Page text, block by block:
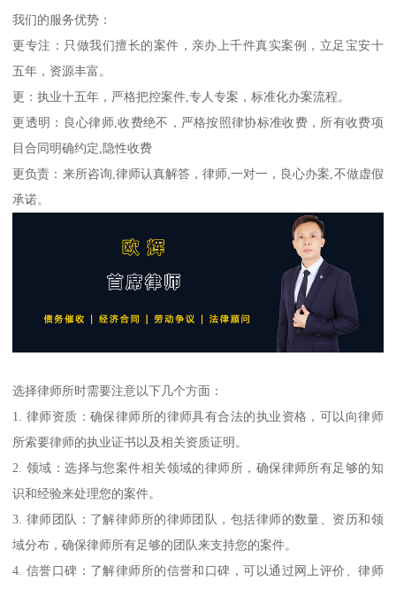
我们的服务优势：
更专注：只做我们擅长的案件，亲办上千件真实案例，立足宝安十
五年，资源丰富。
更：执业十五年，严格把控案件,专人专案，标准化办案流程。
更透明：良心律师,收费绝不，严格按照律协标准收费，所有收费项
目合同明确约定,隐性收费
更负责：来所咨询,律师认真解答，律师,一对一，良心办案,不做虚假
承诺。
选择律师所时需要注意以下几个方面：
1. 律师资质：确保律师所的律师具有合法的执业资格，可以向律师
所索要律师的执业证书以及相关资质证明。
2. 领域：选择与您案件相关领域的律师所，确保律师所有足够的知
识和经验来处理您的案件。
3. 律师团队：了解律师所的律师团队，包括律师的数量、资历和领
域分布，确保律师所有足够的团队来支持您的案件。
4. 信誉口碑：了解律师所的信誉和口碑，可以通过网上评价、律师